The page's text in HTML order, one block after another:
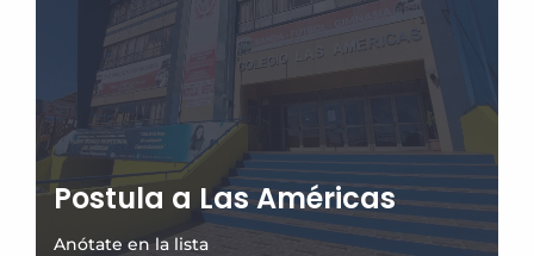
Postula a Las Américas
Anótate en la lista